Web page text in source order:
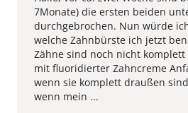
7Monate) die ersten beiden
durchgebrochen. Nun würde
welche Zahnbürste ich jetzt
Zähne sind noch nicht komplett
mit fluoridierter Zahncreme
wenn sie komplett draußen
wenn mein ...